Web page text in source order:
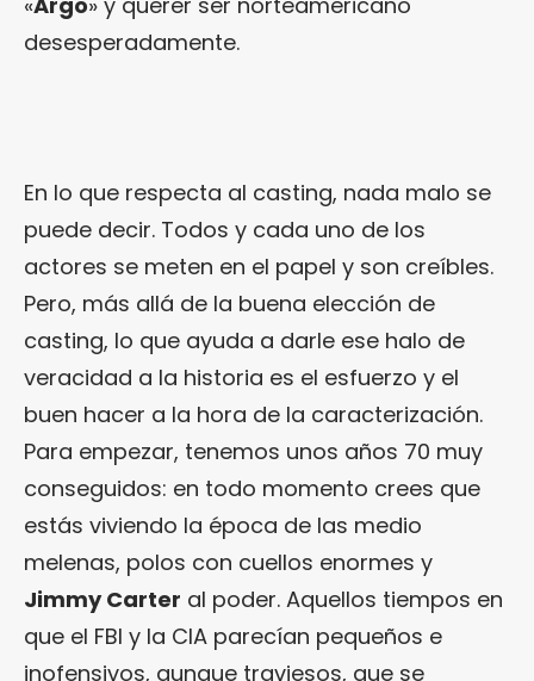
desesperadamente.
En lo que respecta al casting, nada malo se
puede decir. Todos y cada uno de los
actores se meten en el papel y son creíbles.
Pero, más allá de la buena elección de
casting, lo que ayuda a darle ese halo de
veracidad a la historia es el esfuerzo y el
buen hacer a la hora de la caracterización.
Para empezar, tenemos unos años 70 muy
conseguidos: en todo momento crees que
estás viviendo la época de las medio
melenas, polos con cuellos enormes y
Jimmy Carter al poder. Aquellos tiempos en
que el FBI y la CIA parecían pequeños e
inofensivos, aunque traviesos, que se